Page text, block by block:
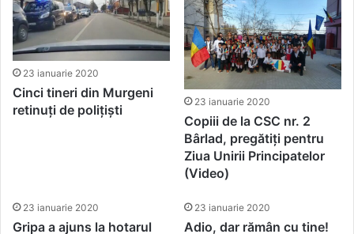
23 ianuarie 2020
Cinci tineri din Murgeni
retinuți de polițiști
23 ianuarie 2020
Copiii de la CSC nr. 2
Bârlad, pregătiți pentru
Ziua Unirii Principatelor
(Video)
23 ianuarie 2020
Gripa a ajuns la hotarul
23 ianuarie 2020
Adio, dar rămân cu tine!